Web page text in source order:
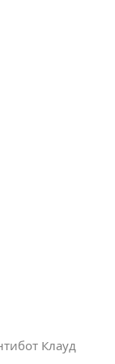
Клауд